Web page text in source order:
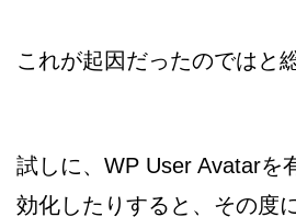
これが起因だったのではと
試しに、WP User Avatarを
効化したりすると、その度